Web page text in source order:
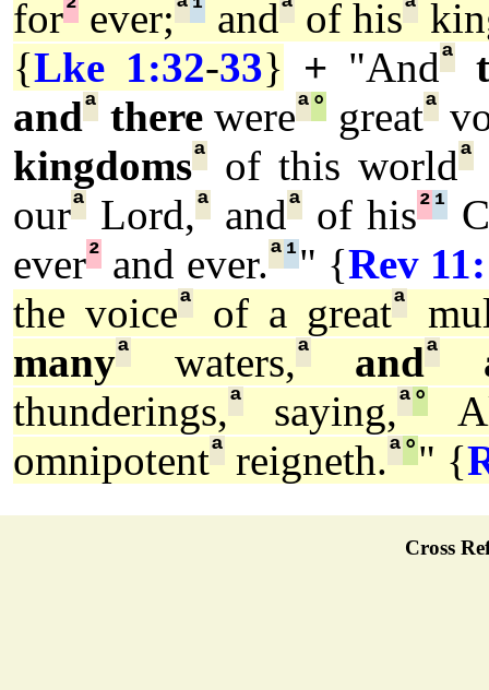
for² ever;ª¹ andª of hisª
{Lke 1:32-33} + "Andª
andª therewereª° greatª
kingdomsª of this worldª
ourª Lord,ªandªof his²¹
ever² and ever.ª¹" {Rev
the voiceª of a greatª
manyª waters,ª andª
thunderings,ª saying,ª°
omnipotentª reigneth.ª°" {
Cross